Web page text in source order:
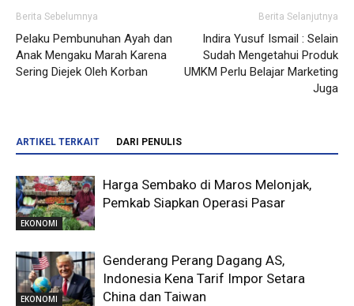
Berita Sebelumnya
Pelaku Pembunuhan Ayah dan
Anak Mengaku Marah Karena
Sering Diejek Oleh Korban
Berita Selanjutnya
Indira Yusuf Ismail : Selain
Sudah Mengetahui Produk
UMKM Perlu Belajar Marketing
Juga
ARTIKEL TERKAIT DARI PENULIS
EKONOMI
Harga Sembako di Maros Melonjak,
Pemkab Siapkan Operasi Pasar
EKONOMI
Genderang Perang Dagang AS,
Indonesia Kena Tarif Impor Setara
China dan Taiwan